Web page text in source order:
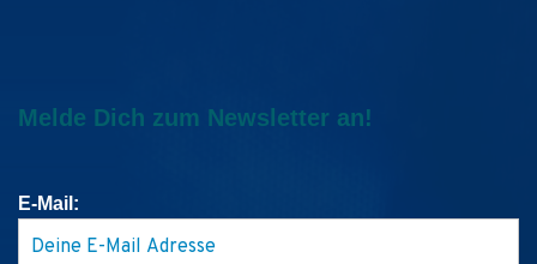
Melde Dich zum Newsletter an!
E-Mail: